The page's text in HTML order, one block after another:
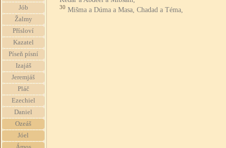
Jób
Žalmy
Přísloví
Kazatel
Píseň písní
Izajáš
Jeremjáš
Pláč
Ezechiel
Daniel
Ozeáš
Jóel
30 Mišma a Dúma a Masa, Chadad a Téma,